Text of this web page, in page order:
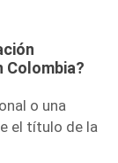
Colombia?
o una
el título de la